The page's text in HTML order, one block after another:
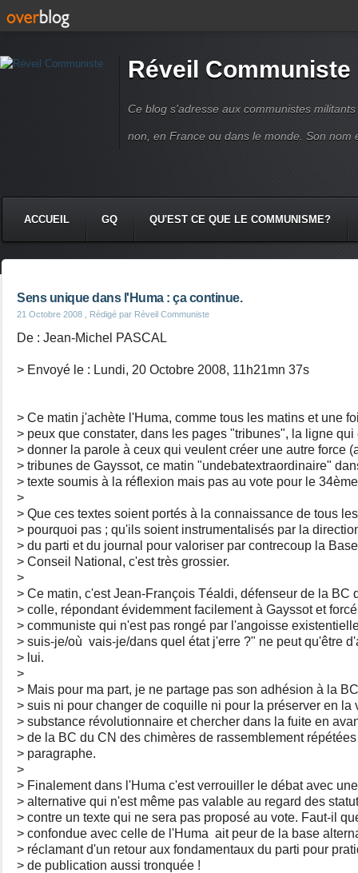
Réveil Communiste
Ce blog s'adresse aux communistes
non, en France ou dans le monde. Son nom
ACCUEIL GQ QU'EST CE QUE LE COMMUNISME?
Sens unique dans l'Huma : ça continue.
21 Octobre 2008 , Rédigé par Réveil Communiste
De : Jean-Michel PASCAL
> Envoyé le : Lundi, 20 Octobre 2008, 11h21mn 37s
> Ce matin j'achète l'Huma, comme tous les matins et une
> peux que constater, dans les pages "tribunes", la ligne qui
> donner la parole à ceux qui veulent créer une autre force
> tribunes de Gayssot, ce matin "undebatextraordinaire"
> texte soumis à la réflexion mais pas au vote pour le
>
> Que ces textes soient portés à la connaissance de tous
> pourquoi pas ; qu'ils soient instrumentalisés par la
> du parti et du journal pour valoriser par contrecoup la
> Conseil National, c'est très grossier.
>
> Ce matin, c'est Jean-François Téaldi, défenseur de la BC
> colle, répondant évidemment facilement à Gayssot et
> communiste qui n'est pas rongé par l'angoisse
> suis-je/où vais-je/dans quel état j'erre ?" ne peut qu'être
> lui.
>
> Mais pour ma part, je ne partage pas son adhésion à la
> suis ni pour changer de coquille ni pour la préserver en la
> substance révolutionnaire et chercher dans la fuite en
> de la BC du CN des chimères de rassemblement
> paragraphe.
>
> Finalement dans l'Huma c'est verrouiller le débat avec
> alternative qui n'est même pas valable au regard des
> contre un texte qui ne sera pas proposé au vote. Faut-il
> confondue avec celle de l'Huma ait peur de la base
> réclamant d'un retour aux fondamentaux du parti pour
> de publication aussi tronquée !